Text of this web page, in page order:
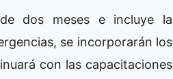
dos meses e incluye la
se incorporarán los
con las capacitaciones